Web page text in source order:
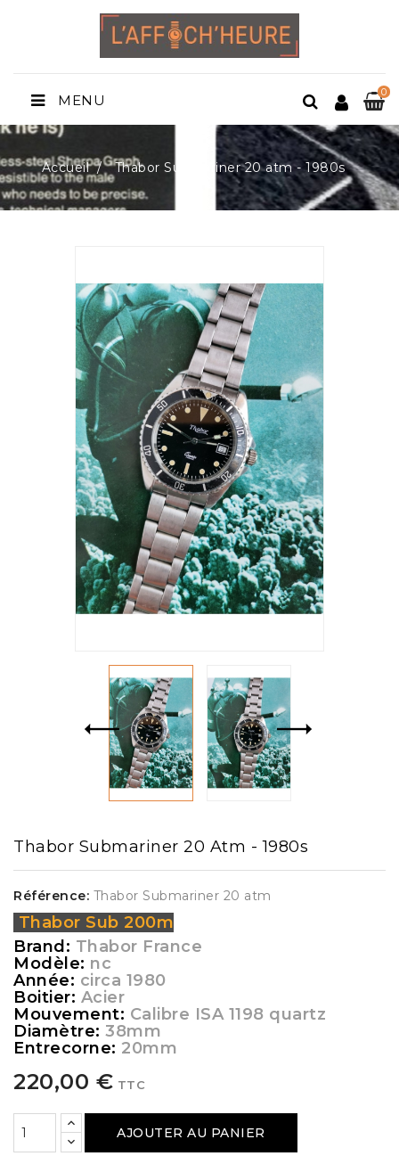
0
MENU
Accueil Thabor Submariner 20 atm - 1980s
Thabor Submariner 20 Atm - 1980s
Référence: Thabor Submariner 20 atm
Thabor Sub 200m
Brand: Thabor France
Modèle: nc
Année: circa 1980
Boitier: Acier
Mouvement: Calibre ISA 1198 quartz
Diamètre: 38mm
Entrecorne: 20mm
220,00 € TTC
AJOUTER AU PANIER